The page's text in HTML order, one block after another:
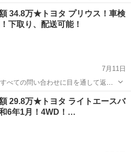
にお問い合わせください😊 ◆出品
税、
アクア 車両
34.8万★トヨタ プリウス！車検
下取り、配送可能！
7月11日
べての問い合わせに目を通して返信
にお問い合わせください😊 ◆出品
番号◆ M3F0726 ◆支払い総額◆ 34.8万円 上記の金額は、消費税...
プリウス 車両
29.8万★トヨタ ライトエースバ
6年1月！4WD！…